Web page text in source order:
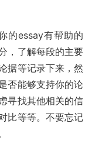
的essay有帮助的
，了解每段的主要
据等记录下来，然
否能够支持你的论
寻找其他相关的信
比等等。不要忘记